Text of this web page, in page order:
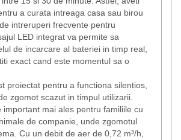
a curata intreaga casa sau birou
intreruperi frecvente pentru
LED integrat va permite sa
de incarcare al bateriei in timp real,
exact cand este momentul sa o
proiectat pentru a functiona silentios,
zgomot scazut in timpul utilizarii.
important mai ales pentru familiile cu
de companie, unde zgomotul
Cu un debit de aer de 0,72 m³/h,